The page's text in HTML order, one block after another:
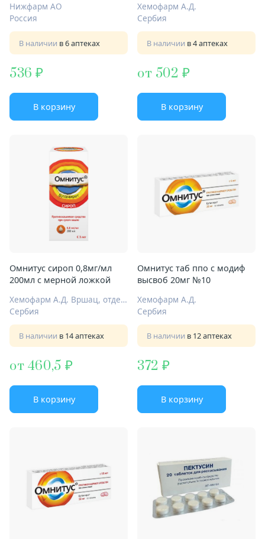
Нижфарм АО
Россия
В наличии в 6 аптеках
536
В корзину
Хемофарм А.Д.
Сербия
В наличии в 4 аптеках
от 502
В корзину
Омнитус сироп 0,8мг/мл
200мл с мерной ложкой
Хемофарм А.Д. Вршац, отделение Производственная площадка Шаб
Сербия
В наличии в 14 аптеках
от 460,5
В корзину
Омнитус таб ппо с модиф
высвоб 20мг №10
Хемофарм А.Д.
Сербия
В наличии в 12 аптеках
372
В корзину